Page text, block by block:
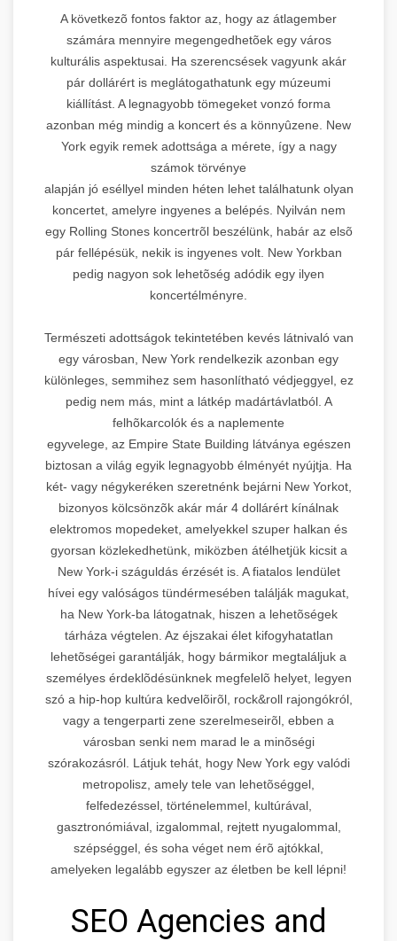
A következõ fontos faktor az, hogy az átlagember
számára mennyire megengedhetõek egy város
kulturális aspektusai. Ha szerencsések vagyunk akár
pár dollárért is meglátogathatunk egy múzeumi
kiállítást. A legnagyobb tömegeket vonzó forma
azonban még mindig a koncert és a könnyûzene. New
York egyik remek adottsága a mérete, így a nagy
számok törvénye
alapján jó eséllyel minden héten lehet találhatunk olyan
koncertet, amelyre ingyenes a belépés. Nyilván nem
egy Rolling Stones koncertrõl beszélünk, habár az elsõ
pár fellépésük, nekik is ingyenes volt. New Yorkban
pedig nagyon sok lehetõség adódik egy ilyen
koncertélményre.
Természeti adottságok tekintetében kevés látnivaló van
egy városban, New York rendelkezik azonban egy
különleges, semmihez sem hasonlítható védjeggyel, ez
pedig nem más, mint a látkép madártávlatból. A
felhõkarcolók és a naplemente
egyvelege, az Empire State Building látványa egészen
biztosan a világ egyik legnagyobb élményét nyújtja. Ha
két- vagy négykeréken szeretnénk bejárni New Yorkot,
bizonyos kölcsönzõk akár már 4 dollárért kínálnak
elektromos mopedeket, amelyekkel szuper halkan és
gyorsan közlekedhetünk, miközben átélhetjük kicsit a
New York-i száguldás érzését is. A fiatalos lendület
hívei egy valóságos tündérmesében találják magukat,
ha New York-ba látogatnak, hiszen a lehetõségek
tárháza végtelen. Az éjszakai élet kifogyhatatlan
lehetõségei garantálják, hogy bármikor megtaláljuk a
személyes érdeklõdésünknek megfelelõ helyet, legyen
szó a hip-hop kultúra kedvelõirõl, rock&roll rajongókról,
vagy a tengerparti zene szerelmeseirõl, ebben a
városban senki nem marad le a minõségi
szórakozásról. Látjuk tehát, hogy New York egy valódi
metropolisz, amely tele van lehetõséggel,
felfedezéssel, történelemmel, kultúrával,
gasztronómiával, izgalommal, rejtett nyugalommal,
szépséggel, és soha véget nem érõ ajtókkal,
amelyeken legalább egyszer az életben be kell lépni!
SEO Agencies and